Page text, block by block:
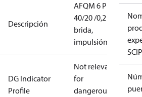
Descripción
AFQM 6 PN25
40/20 /0,2
brida,
impulsión/ret.
DG Indicator
Profile
Not relevant
for
dangerous
SCIP